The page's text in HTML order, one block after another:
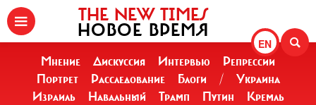
EN
THE NEW TIMES
НОВОЕ ВРЕМЯ
Мнение Дискуссия Интервью
Репрессии
Портрет
Расследование Блоги /
Украина
Израиль
Навальный Трамп Путин
Кремль